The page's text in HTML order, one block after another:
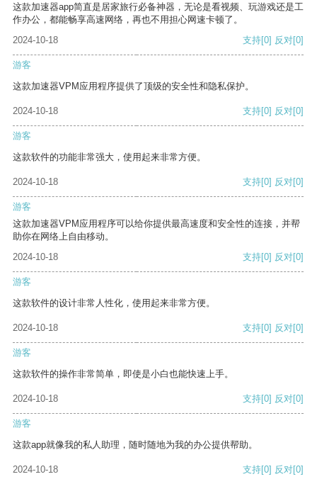
这款加速器app简直是居家旅行必备神器，无论是看视频、玩游戏还是工
作办公，都能畅享高速网络，再也不用担心网速卡顿了。
2024-10-18
支持[0] 反对[0]
游客
这款加速器VPM应用程序提供了顶级的安全性和隐私保护。
2024-10-18 支持[0] 反对[0]
游客
这款软件的功能非常强大，使用起来非常方便。
2024-10-18 支持[0] 反对[0]
游客
这款加速器VPM应用程序可以给你提供最高速度和安全性的连接，并帮
助你在网络上自由移动。
2024-10-18
支持[0] 反对[0]
游客
这款软件的设计非常人性化，使用起来非常方便。
2024-10-18 支持[0] 反对[0]
游客
这款软件的操作非常简单，即使是小白也能快速上手。
2024-10-18 支持[0] 反对[0]
游客
这款app就像我的私人助理，随时随地为我的办公提供帮助。
2024-10-18 支持[0] 反对[0]